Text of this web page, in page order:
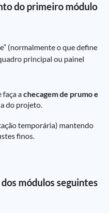
do primeiro módulo
(normalmente o que define
principal ou painel
faça achecagem de prumo e
do projeto.
temporária) mantendo
finos.
módulos seguintes